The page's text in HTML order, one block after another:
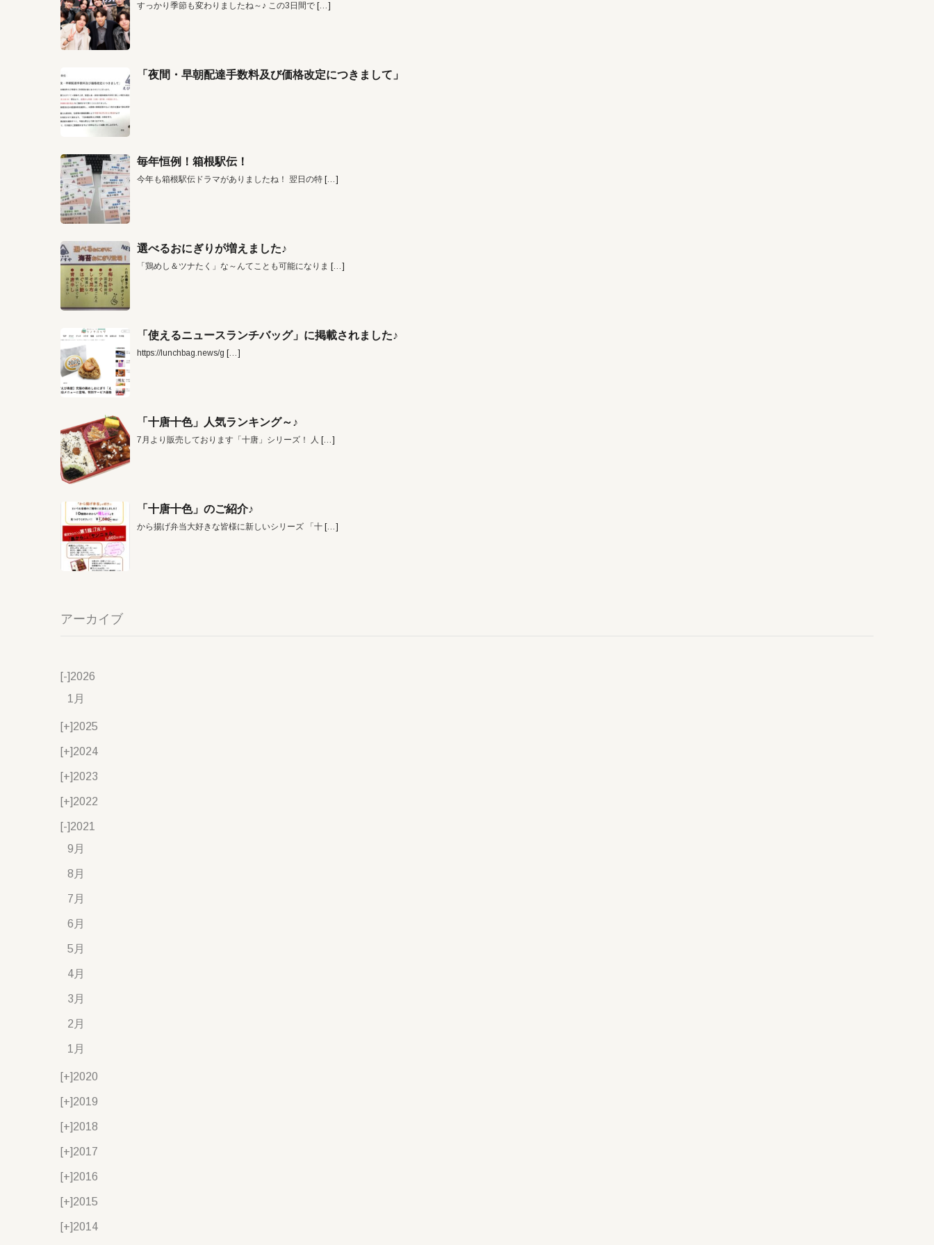
すっかり季節も変わりましたね～♪ この3日間で […]
「夜間・早朝配達手数料及び価格改定につきまして」
毎年恒例！箱根駅伝！
今年も箱根駅伝ドラマがありましたね！ 翌日の特 […]
選べるおにぎりが増えました♪
「鶏めし＆ツナたく」な～んてことも可能になりま […]
「使えるニュースランチバッグ」に掲載されました♪
https://lunchbag.news/g […]
「十唐十色」人気ランキング～♪
7月より販売しております「十唐」シリーズ！ 人 […]
「十唐十色」のご紹介♪
から揚げ弁当大好きな皆様に新しいシリーズ 「十 […]
アーカイブ
[-]2026
1月
[+]2025
[+]2024
[+]2023
[+]2022
[-]2021
9月
8月
7月
6月
5月
4月
3月
2月
1月
[+]2020
[+]2019
[+]2018
[+]2017
[+]2016
[+]2015
[+]2014